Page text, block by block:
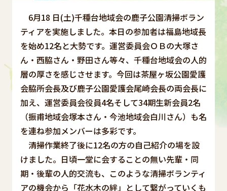
6月18 日(土)千種台地域会の鹿子公園清掃ボラン
ティアを実施しました。本日の参加者は福島地域長
を始め12名と大勢です。運営委員会ＯＢの大塚さ
ん・西脇さん・野田さん等々、千種台地域会の人的
層の厚さを感じさせます。今回は茶屋ヶ坂公園愛護
会脇所会長及び鹿子公園愛護会尾崎会長の両会長に
加え、運営委員会役員4名そして34期生新会員2名
（振甫地域会塚本さん・今池地域会白川さん）も名
を連ね参加メンバーは多彩です。
清掃作業終了後に12名の方の自己紹介の場を設
けました。日頃一堂に会することの無い先輩・同
期・後輩の人的交流も、このような清掃ボランティ
アの機会から「花水木の絆」として繋がっていくも